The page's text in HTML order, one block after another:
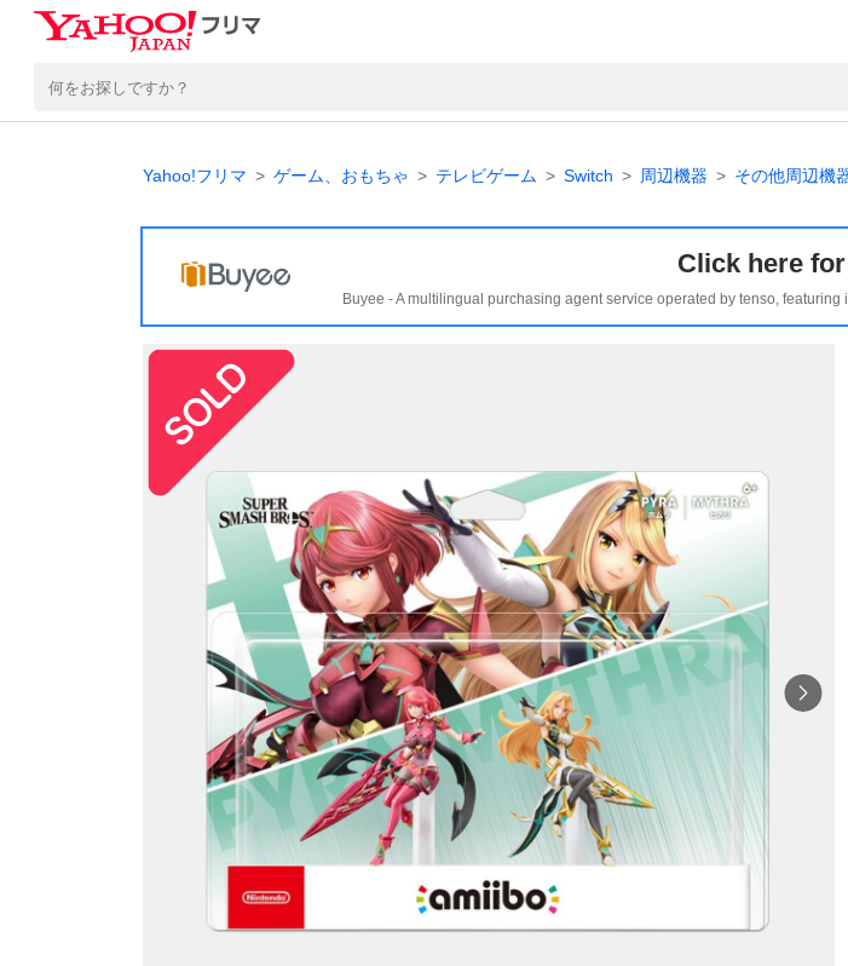
Yahoo!フリマ ゲーム、おもちゃ テレビゲーム Switch 周辺機器 その他周辺機
Click here
Buyee - A multilingual purchasing agent service operated by tenso,